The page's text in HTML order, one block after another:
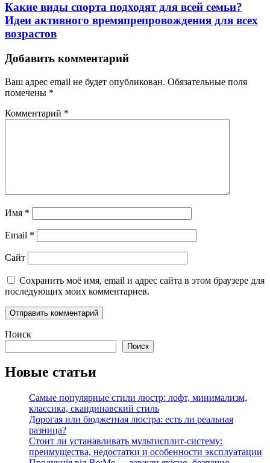
Какие виды спорта подходят для всей семьи?
Идеи активного времяпрепровождения для всех
возрастов
Добавить комментарий
Ваш адрес email не будет опубликован. Обязательные поля
помечены *
Комментарий *
Имя *
Email *
Сайт
Сохранить моё имя, email и адрес сайта в этом браузере для
последующих моих комментариев.
Поиск
Поиск
Новые статьи
Самые популярные стили люстр: лофт, минимализм,
классика, скандинавский стиль
Дорогая или бюджетная люстра: есть ли реальная
разница?
Стоит ли устанавливать мультисплит-систему:
преимущества, недостатки и особенности эксплуатации